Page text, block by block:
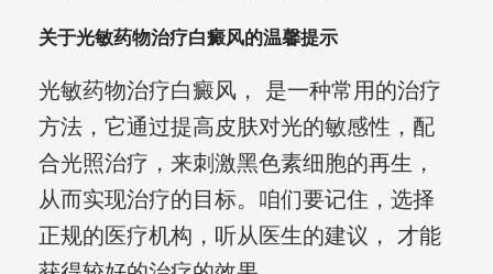
关于光敏药物治疗白癜风的温馨提示
光敏药物治疗白癜风， 是一种常用的治疗
方法，它通过提高皮肤对光的敏感性，配
合光照治疗，来刺激黑色素细胞的再生，
从而实现治疗的目标。咱们要记住，选择
正规的医疗机构，听从医生的建议， 才能